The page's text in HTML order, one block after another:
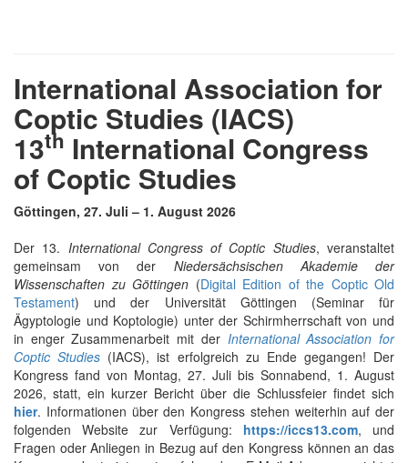
International Association for
Coptic Studies (IACS)
13th International Congress
of Coptic Studies
Göttingen, 27. Juli – 1. August 2026
Der 13. International Congress of Coptic Studies, veranstaltet
gemeinsam von der Niedersächsischen Akademie der
Wissenschaften zu Göttingen (Digital Edition of the Coptic Old
Testament) und der Universität Göttingen (Seminar für
Ägyptologie und Koptologie) unter der Schirmherrschaft von und
in enger Zusammenarbeit mit der International Association for
Coptic Studies (IACS), ist erfolgreich zu Ende gegangen! Der
Kongress fand von Montag, 27. Juli bis Sonnabend, 1. August
2026, statt, ein kurzer Bericht über die Schlussfeier findet sich
hier. Informationen über den Kongress stehen weiterhin auf der
folgenden Website zur Verfügung: https://iccs13.com, und
Fragen oder Anliegen in Bezug auf den Kongress können an das